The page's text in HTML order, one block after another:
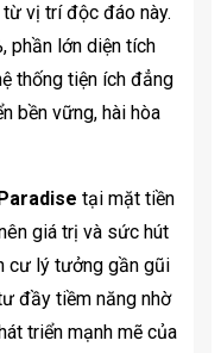
vị trí độc đáo này.
phần lớn diện tích
thống tiện ích đẳng
bền vững, hài hòa
tại mặt tiền
giá trị và sức hút
cư lý tưởng gần gũi
đầy tiềm năng nhờ
triển mạnh mẽ của